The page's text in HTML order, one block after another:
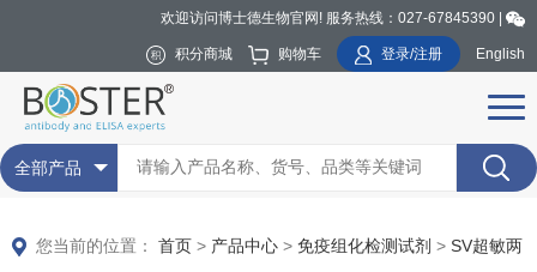
欢迎访问博士德生物官网! 服务热线：027-67845390 |
积分商城 购物车 登录/注册 English
全部产品
您当前的位置： 首页 > 产品中心 > 免疫组化检测试剂 > SV超敏两